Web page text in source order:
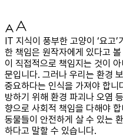
IT 지식이 풍부한 고양이 ‘요고
한 책임은 원작자에게 있다고
이 직접적으로 책임지는 것이
문입니다. 그러나 우리는 환경
중요하다는 인식을 가져야 합니
방하기 위해 환경 파괴나 오염
향으로 사회적 책임을 다해야
동물들이 안전하게 살 수 있는
하다고 말할 수 있습니다.